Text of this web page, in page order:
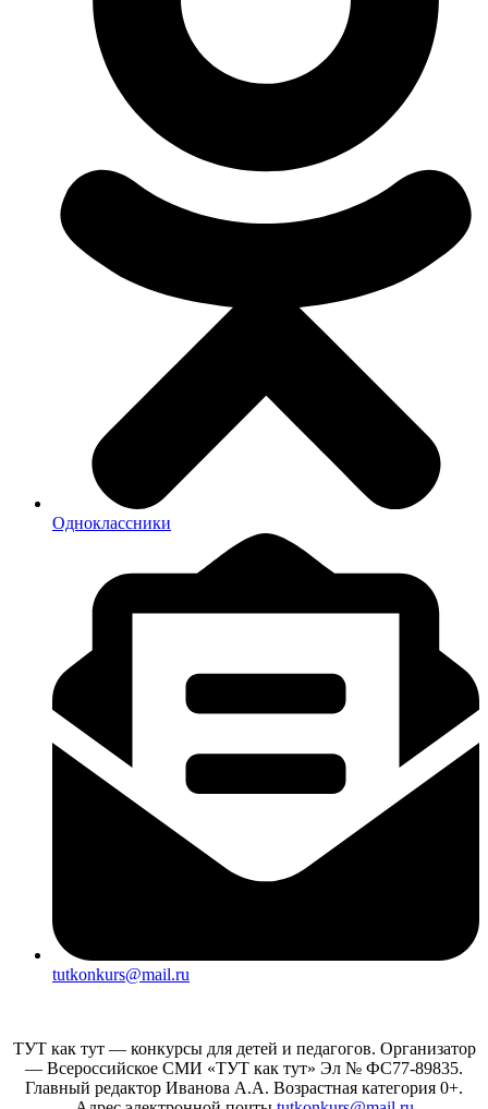
Одноклассники
tutkonkurs@mail.ru
ТУТ как тут — конкурсы для детей и педагогов. Организатор
— Всероссийское СМИ «ТУТ как тут» Эл № ФС77-89835.
Главный редактор Иванова А.А. Возрастная категория 0+.